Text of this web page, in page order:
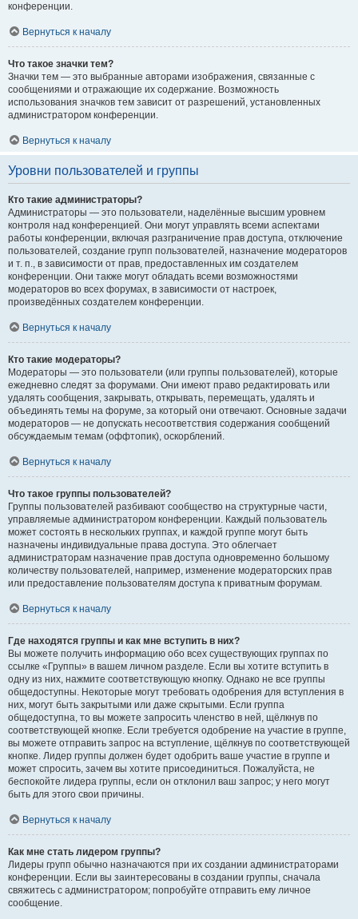
конференции.
Вернуться к началу
Что такое значки тем?
Значки тем — это выбранные авторами изображения, связанные с
сообщениями и отражающие их содержание. Возможность
использования значков тем зависит от разрешений, установленных
администратором конференции.
Вернуться к началу
Уровни пользователей и группы
Кто такие администраторы?
Администраторы — это пользователи, наделённые высшим уровнем
контроля над конференцией. Они могут управлять всеми аспектами
работы конференции, включая разграничение прав доступа, отключение
пользователей, создание групп пользователей, назначение модераторов
и т. п., в зависимости от прав, предоставленных им создателем
конференции. Они также могут обладать всеми возможностями
модераторов во всех форумах, в зависимости от настроек,
произведённых создателем конференции.
Вернуться к началу
Кто такие модераторы?
Модераторы — это пользователи (или группы пользователей), которые
ежедневно следят за форумами. Они имеют право редактировать или
удалять сообщения, закрывать, открывать, перемещать, удалять и
объединять темы на форуме, за который они отвечают. Основные задачи
модераторов — не допускать несоответствия содержания сообщений
обсуждаемым темам (оффтопик), оскорблений.
Вернуться к началу
Что такое группы пользователей?
Группы пользователей разбивают сообщество на структурные части,
управляемые администратором конференции. Каждый пользователь
может состоять в нескольких группах, и каждой группе могут быть
назначены индивидуальные права доступа. Это облегчает
администраторам назначение прав доступа одновременно большому
количеству пользователей, например, изменение модераторских прав
или предоставление пользователям доступа к приватным форумам.
Вернуться к началу
Где находятся группы и как мне вступить в них?
Вы можете получить информацию обо всех существующих группах по
ссылке «Группы» в вашем личном разделе. Если вы хотите вступить в
одну из них, нажмите соответствующую кнопку. Однако не все группы
общедоступны. Некоторые могут требовать одобрения для вступления в
них, могут быть закрытыми или даже скрытыми. Если группа
общедоступна, то вы можете запросить членство в ней, щёлкнув по
соответствующей кнопке. Если требуется одобрение на участие в группе,
вы можете отправить запрос на вступление, щёлкнув по соответствующей
кнопке. Лидер группы должен будет одобрить ваше участие в группе и
может спросить, зачем вы хотите присоединиться. Пожалуйста, не
беспокойте лидера группы, если он отклонил ваш запрос; у него могут
быть для этого свои причины.
Вернуться к началу
Как мне стать лидером группы?
Лидеры групп обычно назначаются при их создании администраторами
конференции. Если вы заинтересованы в создании группы, сначала
свяжитесь с администратором; попробуйте отправить ему личное
сообщение.